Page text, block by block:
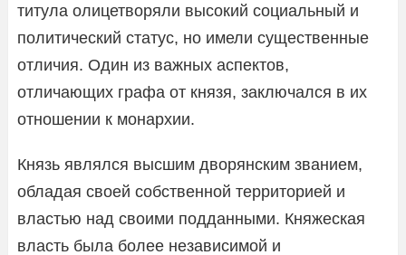
титула олицетворяли высокий социальный и
политический статус, но имели существенные
отличия. Один из важных аспектов,
отличающих графа от князя, заключался в их
отношении к монархии.
Князь являлся высшим дворянским званием,
обладая своей собственной территорией и
властью над своими подданными. Княжеская
власть была более независимой и